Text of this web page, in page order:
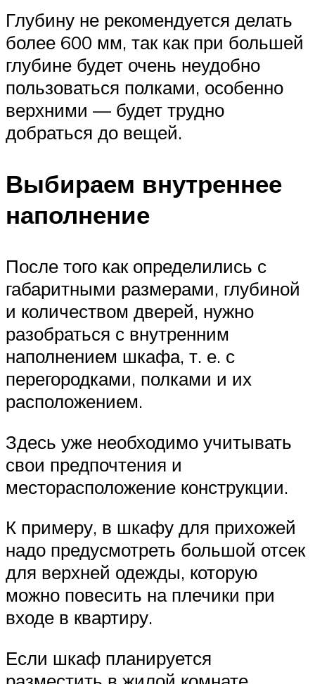
Глубину не рекомендуется делать
более 600 мм, так как при большей
глубине будет очень неудобно
пользоваться полками, особенно
верхними — будет трудно
добраться до вещей.
Выбираем внутреннее
наполнение
После того как определились с
габаритными размерами, глубиной
и количеством дверей, нужно
разобраться с внутренним
наполнением шкафа, т. е. с
перегородками, полками и их
расположением.
Здесь уже необходимо учитывать
свои предпочтения и
месторасположение конструкции.
К примеру, в шкафу для прихожей
надо предусмотреть большой отсек
для верхней одежды, которую
можно повесить на плечики при
входе в квартиру.
Если шкаф планируется